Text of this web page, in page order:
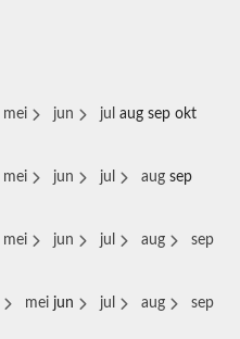
mei jun jul aug sep okt
mei jun jul aug sep
mei jun jul aug
sep
mei jun jul aug
sep